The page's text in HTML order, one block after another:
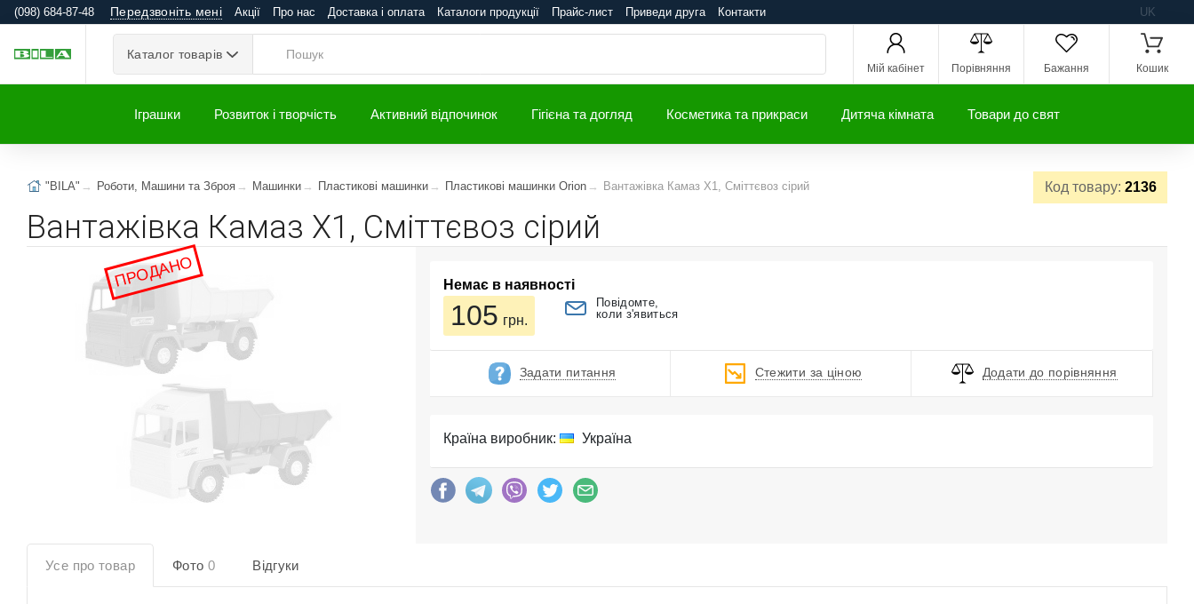
(098) 684-87-48 Передзвоніть мені Акції Про нас Доставка і оплата Каталоги продукції Прайс-лист Приведи друга Контакти UK
Каталог товарів
Мій кабінет Порівняння Бажання Кошик
Іграшки Розвиток і творчість Активний відпочинок Гігієна та догляд Косметика та прикраси Дитяча кімната Товари до свят
Код товару: 2136
"BILA" Роботи, Машини та Зброя Машинки Пластикові машинки Пластикові машинки Orion Вантажівка Камаз Х1, Сміттєвоз сірий
Вантажівка Камаз Х1, Сміттєвоз сірий
ПРОДАНО Немає в наявності
105 грн.
Повідомте,
коли з'явиться
Задати питання Стежити за ціною Додати до порівняння
Країна виробник: Україна
Усе про товар Фото 0 Відгуки